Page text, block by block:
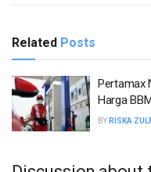
Related Posts
Pertamax
Harga
BY RISKA